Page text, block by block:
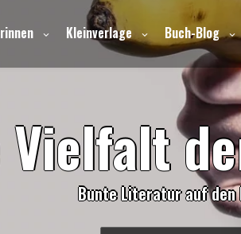
Kleinverlage Buch-Blog
Vielfaltde
Bunte Literatur auf den